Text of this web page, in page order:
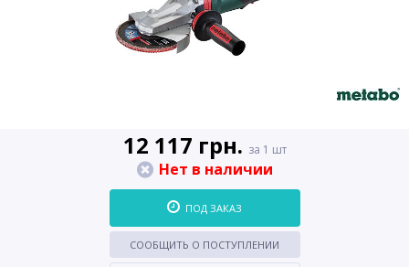
12 117 грн. за 1 шт
Нет в наличии
ПОД ЗАКАЗ
СООБЩИТЬ О ПОСТУПЛЕНИИ